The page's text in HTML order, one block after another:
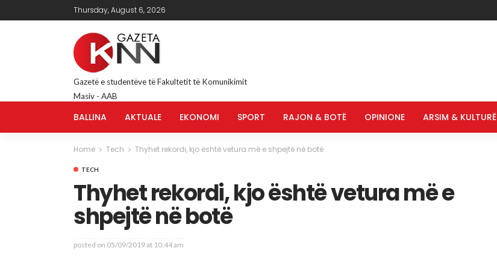
Thursday, August 6, 2026
Gazetë e studentëve të Fakultetit të Komunikimit
Masiv - AAB
BALLINA AKTUALE EKONOMI SPORT RAJON & BOTË OPINIONE ARSIM & KULTURË
Home Tech Thyhet rekordi, kjo është vetura më e shpejtë në botë
TECH
Thyhet rekordi, kjo është vetura më e
shpejtë në botë
posted on 05/09/2019 at 10:44 am